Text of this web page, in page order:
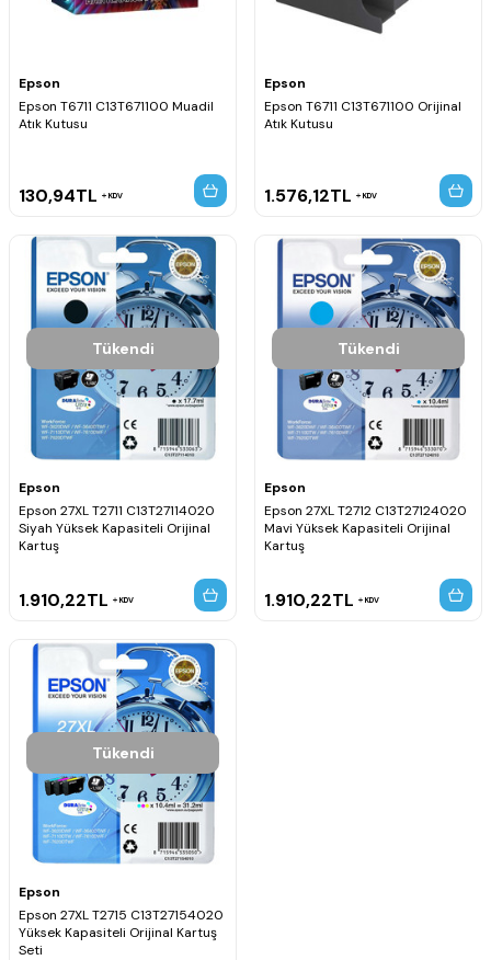
Epson
Epson T6711 C13T671100 Muadil
Atık Kutusu
130,94TL KDV
Epson
Epson T6711 C13T671100 Orijinal
Atık Kutusu
1.576,12TL KDV
Tükendi
Epson
Epson 27XL T2711 C13T27114020
Siyah Yüksek Kapasiteli Orijinal
Kartuş
1.910,22TL KDV
Tükendi
Epson
Epson 27XL T2712 C13T27124020
Mavi Yüksek Kapasiteli Orijinal
Kartuş
1.910,22TL KDV
Tükendi
Epson
Epson 27XL T2715 C13T27154020
Yüksek Kapasiteli Orijinal Kartuş
Seti